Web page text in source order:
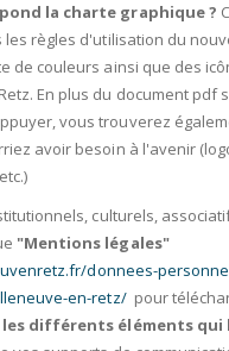
la charte graphique ?
règles d'utilisation du
de couleurs ainsi que des
En plus du document pdf
vous trouverez
avoir besoin à l'avenir
culturels,
"Mentions légales"
donnees-
en-retz/pour
différents éléments qui